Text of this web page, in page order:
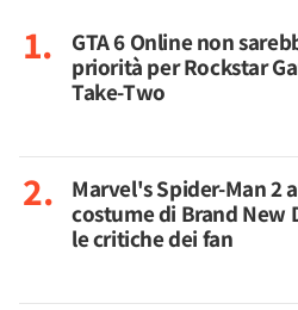
GTA 6 Online non
priorità per Rockstar
Take-Two
Marvel's Spider-Man 2
costume di Brand New
le critiche dei fan